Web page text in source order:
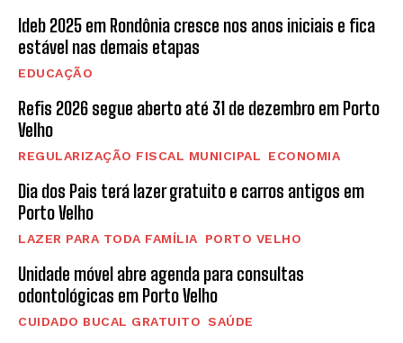
Ideb 2025 em Rondônia cresce nos anos iniciais e fica
estável nas demais etapas
EDUCAÇÃO
Refis 2026 segue aberto até 31 de dezembro em Porto
Velho
REGULARIZAÇÃO FISCAL MUNICIPAL ECONOMIA
Dia dos Pais terá lazer gratuito e carros antigos em
Porto Velho
LAZER PARA TODA FAMÍLIA PORTO VELHO
Unidade móvel abre agenda para consultas
odontológicas em Porto Velho
CUIDADO BUCAL GRATUITO SAÚDE